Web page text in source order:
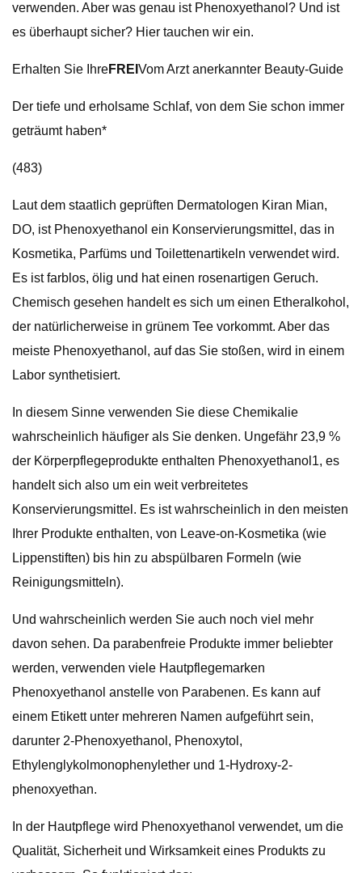
verwenden. Aber was genau ist Phenoxyethanol? Und ist
es überhaupt sicher? Hier tauchen wir ein.
Erhalten Sie IhreFREI Vom Arzt anerkannter Beauty-Guide
Der tiefe und erholsame Schlaf, von dem Sie schon immer
geträumt haben*
(483)
Laut dem staatlich geprüften Dermatologen Kiran Mian,
DO, ist Phenoxyethanol ein Konservierungsmittel, das in
Kosmetika, Parfüms und Toilettenartikeln verwendet wird.
Es ist farblos, ölig und hat einen rosenartigen Geruch.
Chemisch gesehen handelt es sich um einen Etheralkohol,
der natürlicherweise in grünem Tee vorkommt. Aber das
meiste Phenoxyethanol, auf das Sie stoßen, wird in einem
Labor synthetisiert.
In diesem Sinne verwenden Sie diese Chemikalie
wahrscheinlich häufiger als Sie denken. Ungefähr 23,9 %
der Körperpflegeprodukte enthalten Phenoxyethanol1, es
handelt sich also um ein weit verbreitetes
Konservierungsmittel. Es ist wahrscheinlich in den meisten
Ihrer Produkte enthalten, von Leave-on-Kosmetika (wie
Lippenstiften) bis hin zu abspülbaren Formeln (wie
Reinigungsmitteln).
Und wahrscheinlich werden Sie auch noch viel mehr
davon sehen. Da parabenfreie Produkte immer beliebter
werden, verwenden viele Hautpflegemarken
Phenoxyethanol anstelle von Parabenen. Es kann auf
einem Etikett unter mehreren Namen aufgeführt sein,
darunter 2-Phenoxyethanol, Phenoxytol,
Ethylenglykolmonophenylether und 1-Hydroxy-2-
phenoxyethan.
In der Hautpflege wird Phenoxyethanol verwendet, um die
Qualität, Sicherheit und Wirksamkeit eines Produkts zu